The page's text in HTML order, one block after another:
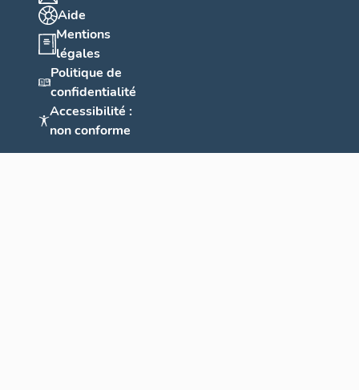
Aide
Mentions
légales
Politique de
confidentialité
Accessibilité :
non conforme